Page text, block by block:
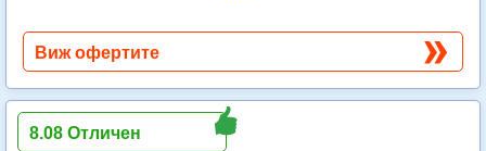
Виж офертите
Akrathos Beach Hotel
8.08 Отличен